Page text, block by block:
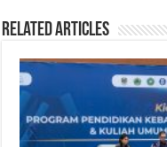
Related Articles